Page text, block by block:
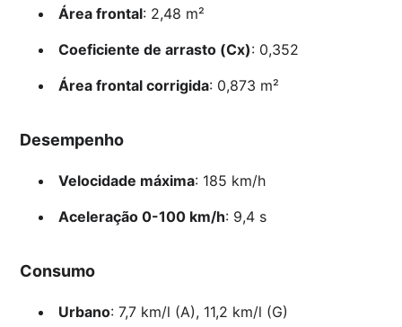
Área frontal: 2,48 m²
Coeficiente de arrasto (Cx): 0,352
Área frontal corrigida: 0,873 m²
Desempenho
Velocidade máxima: 185 km/h
Aceleração 0-100 km/h: 9,4 s
Consumo
Urbano: 7,7 km/l (A), 11,2 km/l (G)